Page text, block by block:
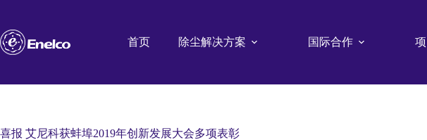
内
容
首页 除尘解决方案 国际合作
喜报 艾尼科获蚌埠2019年创新发展大会多项表彰